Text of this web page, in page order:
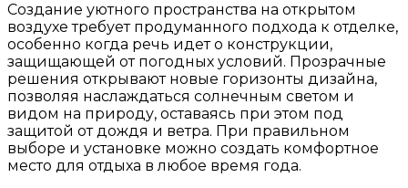
Создание уютного пространства на открытом
воздухе требует продуманного подхода к отделке,
особенно когда речь идет о конструкции,
защищающей от погодных условий. Прозрачные
решения открывают новые горизонты дизайна,
позволяя наслаждаться солнечным светом и
видом на природу, оставаясь при этом под
защитой от дождя и ветра. При правильном
выборе и установке можно создать комфортное
место для отдыха в любое время года.